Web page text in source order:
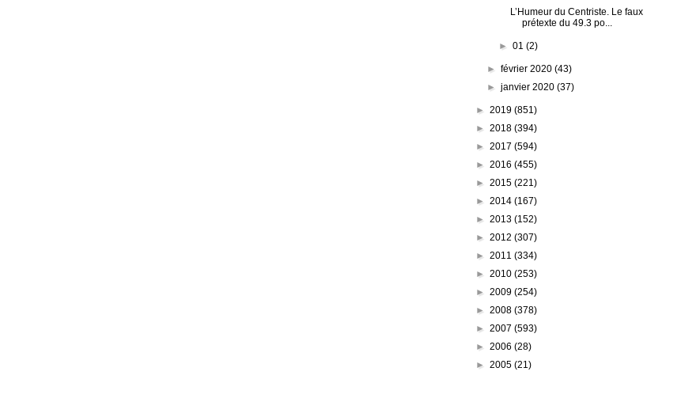
L’Humeur du Centriste. Le faux
prétexte du 49.3 po...
► 01 (2)
►février 2020(43)
►janvier 2020(37)
► 2019 (851)
► 2018 (394)
► 2017 (594)
► 2016 (455)
► 2015 (221)
► 2014 (167)
► 2013 (152)
► 2012 (307)
► 2011 (334)
► 2010 (253)
► 2009 (254)
► 2008 (378)
► 2007 (593)
► 2006 (28)
► 2005 (21)